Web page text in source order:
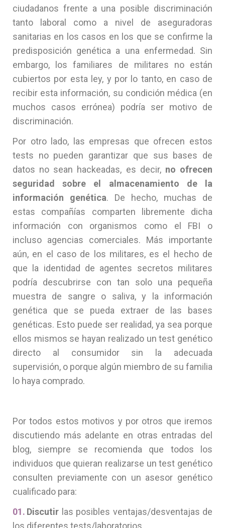
ciudadanos frente a una posible discriminación
tanto laboral como a nivel de aseguradoras
sanitarias en los casos en los que se confirme la
predisposición genética a una enfermedad. Sin
embargo, los familiares de militares no están
cubiertos por esta ley, y por lo tanto, en caso de
recibir esta información, su condición médica (en
muchos casos errónea) podría ser motivo de
discriminación.
Por otro lado, las empresas que ofrecen estos
tests no pueden garantizar que sus bases de
datos no sean hackeadas, es decir, no ofrecen
seguridad sobre el almacenamiento de la
información genética. De hecho, muchas de
estas compañías comparten libremente dicha
información con organismos como el FBI o
incluso agencias comerciales. Más importante
aún, en el caso de los militares, es el hecho de
que la identidad de agentes secretos militares
podría descubrirse con tan solo una pequeña
muestra de sangre o saliva, y la información
genética que se pueda extraer de las bases
genéticas. Esto puede ser realidad, ya sea porque
ellos mismos se hayan realizado un test genético
directo al consumidor sin la adecuada
supervisión, o porque algún miembro de su familia
lo haya comprado.
Por todos estos motivos y por otros que iremos
discutiendo más adelante en otras entradas del
blog, siempre se recomienda que todos los
individuos que quieran realizarse un test genético
consulten previamente con un asesor genético
cualificado para:
Discutir las posibles ventajas/desventajas de
los diferentes tests/laboratorios